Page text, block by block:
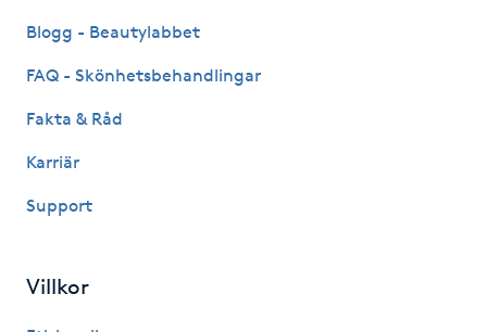
Hårvård
Hälsprickor
Blogg - Beautylabbet
FAQ - Skönhetsbehandlingar
Fakta & Råd
Karriär
Support
Villkor